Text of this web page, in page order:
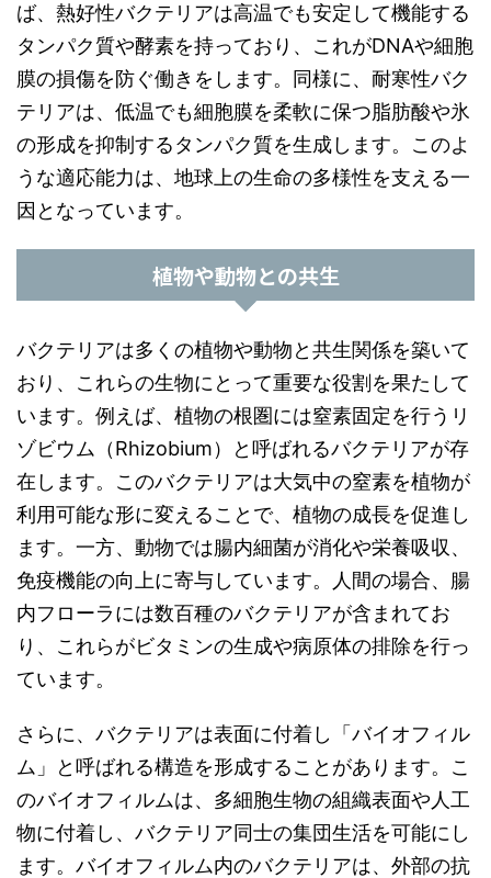
ば、熱好性バクテリアは高温でも安定して機能する
タンパク質や酵素を持っており、これがDNAや細胞
膜の損傷を防ぐ働きをします。同様に、耐寒性バク
テリアは、低温でも細胞膜を柔軟に保つ脂肪酸や氷
の形成を抑制するタンパク質を生成します。このよ
うな適応能力は、地球上の生命の多様性を支える一
因となっています。
植物や動物との共生
バクテリアは多くの植物や動物と共生関係を築いて
おり、これらの生物にとって重要な役割を果たして
います。例えば、植物の根圏には窒素固定を行うリ
ゾビウム（Rhizobium）と呼ばれるバクテリアが存
在します。このバクテリアは大気中の窒素を植物が
利用可能な形に変えることで、植物の成長を促進し
ます。一方、動物では腸内細菌が消化や栄養吸収、
免疫機能の向上に寄与しています。人間の場合、腸
内フローラには数百種のバクテリアが含まれてお
り、これらがビタミンの生成や病原体の排除を行っ
ています。
さらに、バクテリアは表面に付着し「バイオフィル
ム」と呼ばれる構造を形成することがあります。こ
のバイオフィルムは、多細胞生物の組織表面や人工
物に付着し、バクテリア同士の集団生活を可能にし
ます。バイオフィルム内のバクテリアは、外部の抗